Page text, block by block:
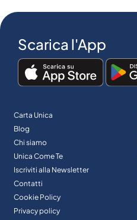
Scarica l'App
Carta Unica
Blog
Chi siamo
Unica Come Te
Iscriviti alla Newsletter
Contatti
Cookie Policy
Privacy policy